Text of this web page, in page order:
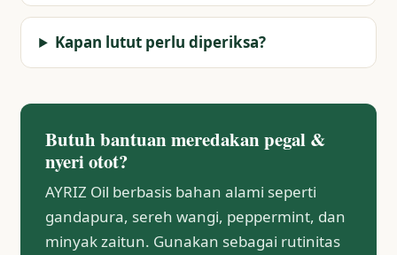
Kapan lutut perlu diperiksa?
Butuh bantuan meredakan pegal &
nyeri otot?
AYRIZ Oil berbasis bahan alami seperti
gandapura, sereh wangi, peppermint, dan
minyak zaitun. Gunakan sebagai rutinitas